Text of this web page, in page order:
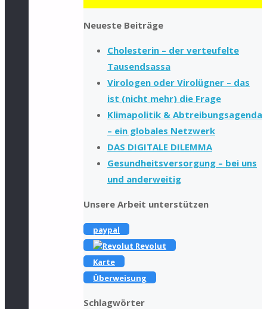
Neueste Beiträge
Cholesterin – der verteufelte
Tausendsassa
Virologen oder Virolügner – das
ist (nicht mehr) die Frage
Klimapolitik & Abtreibungsagenda
– ein globales Netzwerk
DAS DIGITALE DILEMMA
Gesundheitsversorgung – bei uns
und anderweitig
Unsere Arbeit unterstützen
paypal
Revolut
Karte
Überweisung
Schlagwörter